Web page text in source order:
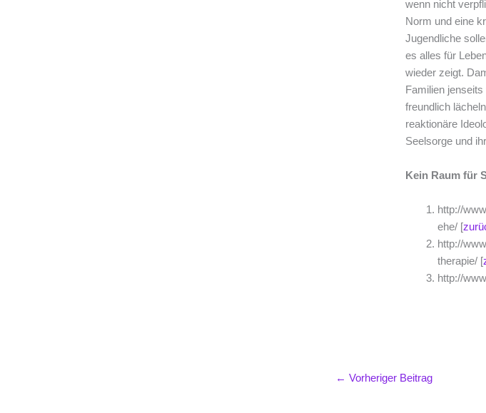
wenn nicht
Norm und eine
Jugendliche
es alles für
wieder zeigt.
Familien
freundlich
reaktionäre
Seelsorge und
Kein Raum für
http://
ehe/ [
http://
therapie/ [
http://
← Vorheriger Beitrag